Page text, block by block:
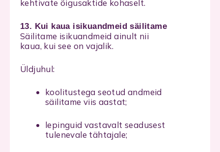
kehtivate õigusaktide kohaselt.
13. Kui kaua isikuandmeid säilitame
Säilitame isikuandmeid ainult nii
kaua, kui see on vajalik.
Üldjuhul:
koolitustega seotud andmeid
säilitame viis aastat;
lepinguid vastavalt seadusest
tulenevale tähtajale;